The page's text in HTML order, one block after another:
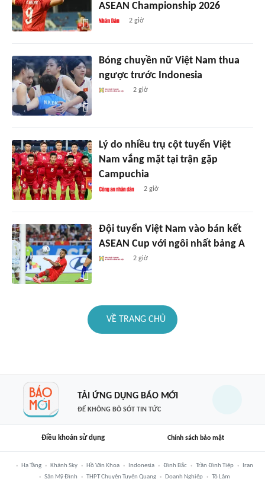
ASEAN Championship 2026
2 giờ
Bóng chuyền nữ Việt Nam thua
ngược trước Indonesia
2 giờ
Lý do nhiều trụ cột tuyển Việt
Nam vắng mặt tại trận gặp
Campuchia
2 giờ
Đội tuyển Việt Nam vào bán kết
ASEAN Cup với ngôi nhất bảng A
2 giờ
VỀ TRANG CHỦ
TẢI ỨNG DỤNG BÁO MỚI
ĐỂ KHÔNG BỎ SÓT TIN TỨC
Điều khoản sử dụng Chính sách bảo mật
Hạ Tầng Khánh Sky Hồ Văn Khoa Indonesia Đình Bắc Trần Đình Tiệp
Iran
Sân Mỹ Đình
THPT Chuyên Tuyên Quang Doanh Nghiệp Tô Lâm